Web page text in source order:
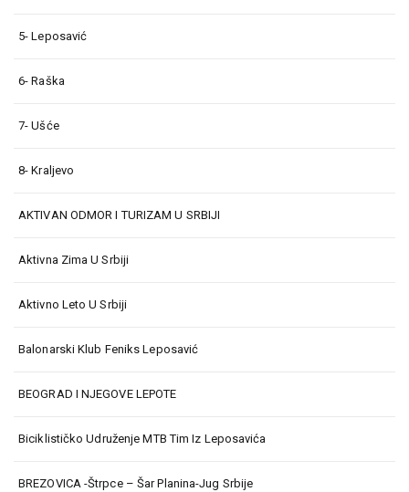
5- Leposavić
6- Raška
7- Ušće
8- Kraljevo
AKTIVAN ODMOR I TURIZAM U SRBIJI
Aktivna Zima U Srbiji
Aktivno Leto U Srbiji
Balonarski Klub Feniks Leposavić
BEOGRAD I NJEGOVE LEPOTE
Biciklističko Udruženje MTB Tim Iz Leposavića
BREZOVICA -Štrpce – Šar Planina-Jug Srbije